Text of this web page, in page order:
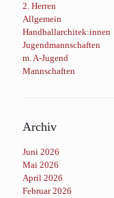
2. Herren
Allgemein
Handballarchitek:innen
Jugendmannschaften
m. A-Jugend
Mannschaften
Archiv
Juni 2026
Mai 2026
April 2026
Februar 2026